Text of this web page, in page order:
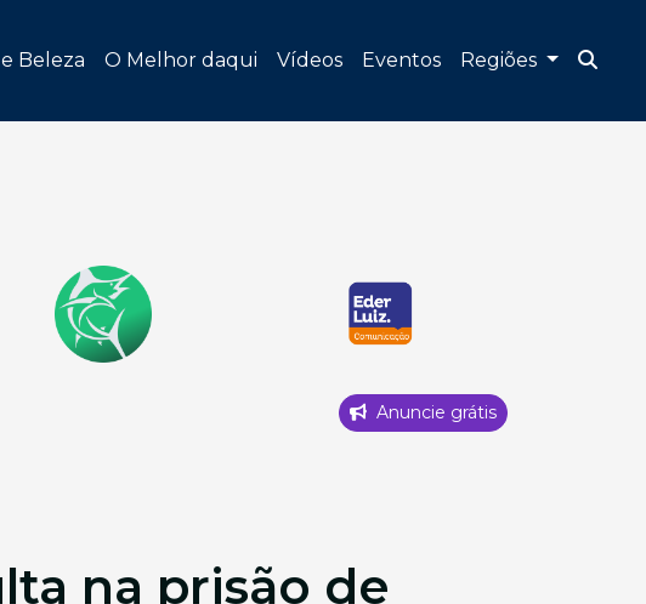
Beleza O Melhor daqui Vídeos Eventos Regiões
Anuncie grátis
na prisão de